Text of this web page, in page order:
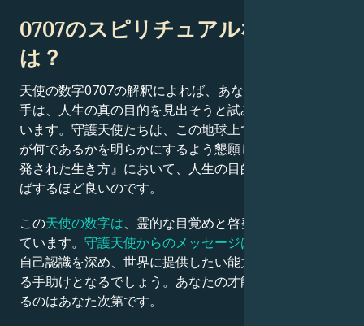
0707のスピリチュアルな意味と
は？
天使の数字0707の解釈によれば、あなたの神聖な導き
手は、人生の真の目的を見出そうと試みることを望んで
います。守護天使たちは、この地球上でのあなたの使命
が何であるかを明らかにするよう懇願しています。『啓
発された生き方』において、人生の目的を早く発見すれ
ばするほど良いのです。
この天使の数字は、霊的な目覚めと啓発についても示し
ています。 守護天使からのメッセージは
自己認識を深め、世界に提供したい能力や才能を認識す
る手助けとなるでしょう。あなたの才能を世界に発揮す
るのはあなた次第です。